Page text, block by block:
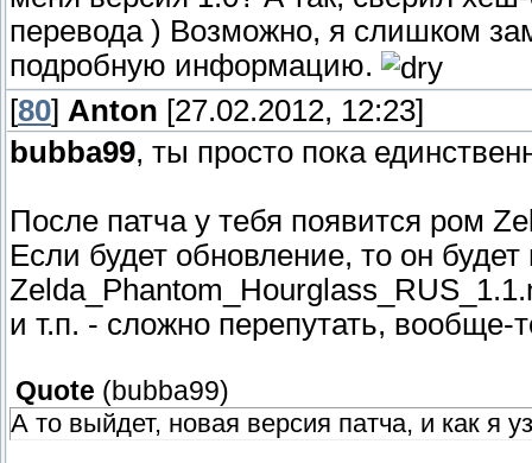
перевода ) Возможно, я слишком
подробную информацию.
[80] Anton [27.02.2012, 12:23]
bubba99, ты просто пока
После патча у тебя появится ром
Если будет обновление, то он будет
и т.п. - сложно перепутать, вообще-
Quote (bubba99)
А то выйдет, новая версия патча, и как я